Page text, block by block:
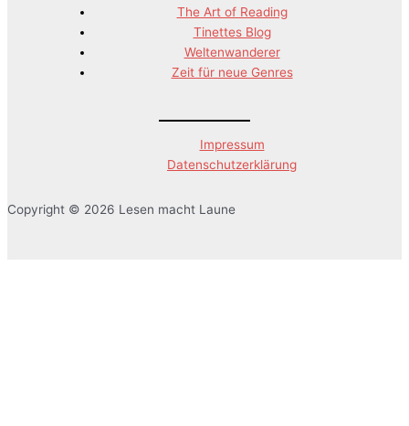
The Art of Reading
Tinettes Blog
Weltenwanderer
Zeit für neue Genres
Impressum
Datenschutzerklärung
Copyright © 2026 Lesen macht Laune